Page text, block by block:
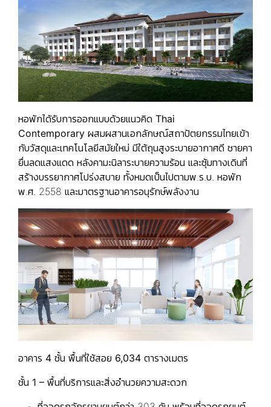
หอพักได้รับการออกแบบด้วยแนวคิด Thai
Contemporary ผสมผสานเอกลักษณ์สถาปัตยกรรมไทยเข้า
กับวัสดุและเทคโนโลยีสมัยใหม่ มีใต้ถุนสูงระบายอากาศดี ชายคา
ยื่นลดแสงแดด หลังคามะนิลาระบายความร้อน และซุ้มทางเดินที่
สร้างบรรยากาศโปร่งสบาย ทั้งหมดเป็นไปตามพ.ร.บ. หอพัก
พ.ศ. 2558 และมาตรฐานอาคารอนุรักษ์พลังงาน
อาคาร 4 ชั้น พื้นที่ใช้สอย 6,034 ตารางเมตร
ชั้น 1 – พื้นที่บริการและสิ่งอำนวยความสะดวก